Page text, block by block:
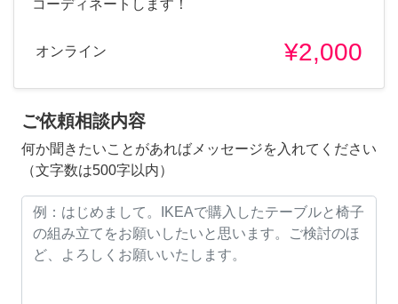
コーディネートします！
オンライン ¥2,000
ご依頼相談内容
何か聞きたいことがあればメッセージを入れてください
（文字数は500字以内）